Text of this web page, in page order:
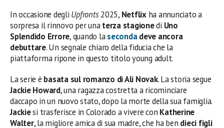
In occasione degli Upfronts2025, Netflixha annunciato a
sorpresa il rinnovo per unaterza stagionedi Uno
Splendido Errore, quando lasecondadeve ancora
debuttare. Un segnale chiaro della fiducia che la
piattaforma ripone in questo titolo young adult.
La serie è basata sul romanzo di Ali Novak. La storia segue
Jackie Howard, una ragazza costretta a ricominciare
daccapo in un nuovo stato, dopo la morte della sua famiglia.
Jackiesi trasferisce in Colorado a vivere con Katherine
Walter, la migliore amica di sua madre, che ha ben dieci figli